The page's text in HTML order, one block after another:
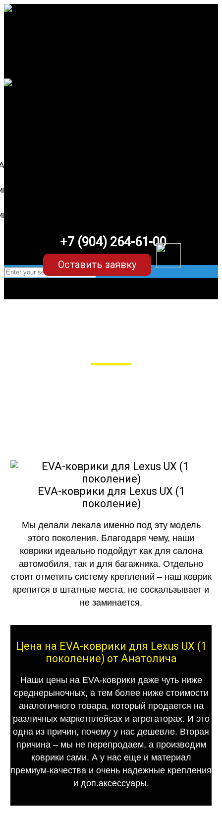
+7 (904) 264-61-00
Оставить заявку
EVA-коврики для Lexus UX (1
поколение)
Мы делали лекала именно под эту модель
этого поколения. Благодаря чему, наши
коврики идеально подойдут как для салона
автомобиля, так и для багажника. Отдельно
стоит отметить систему креплений – наш коврик
крепится в штатные места, не соскальзывает и
не заминается.
Цена на EVA-коврики для Lexus UX (1
поколение) от Анатолича
Наши цены на EVA-коврики даже чуть ниже
среднерыночных, а тем более ниже стоимости
аналогичного товара, который продается на
различных маркетплейсах и агрегаторах. И это
одна из причин, почему у нас дешевле. Вторая
причина – мы не перепродаем, а производим
коврики сами. А у нас еще и материал
премиум-качества и очень надежные крепления
и доп.аксессуары.